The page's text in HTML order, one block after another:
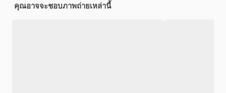
คุณอาจจะชอบภาพถ่ายเหล่านี้